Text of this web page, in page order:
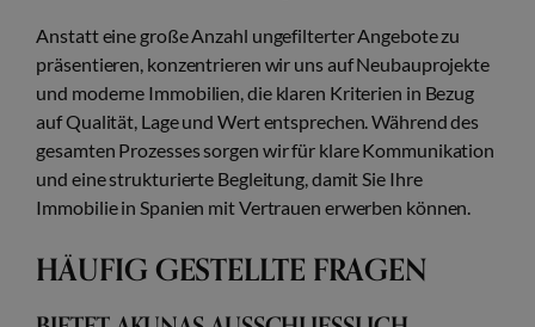
Anstatt eine große Anzahl ungefilterter Angebote zu
präsentieren, konzentrieren wir uns auf Neubauprojekte
und moderne Immobilien, die klaren Kriterien in Bezug
auf Qualität, Lage und Wert entsprechen. Während des
gesamten Prozesses sorgen wir für klare Kommunikation
und eine strukturierte Begleitung, damit Sie Ihre
Immobilie in Spanien mit Vertrauen erwerben können.
HÄUFIG GESTELLTE FRAGEN